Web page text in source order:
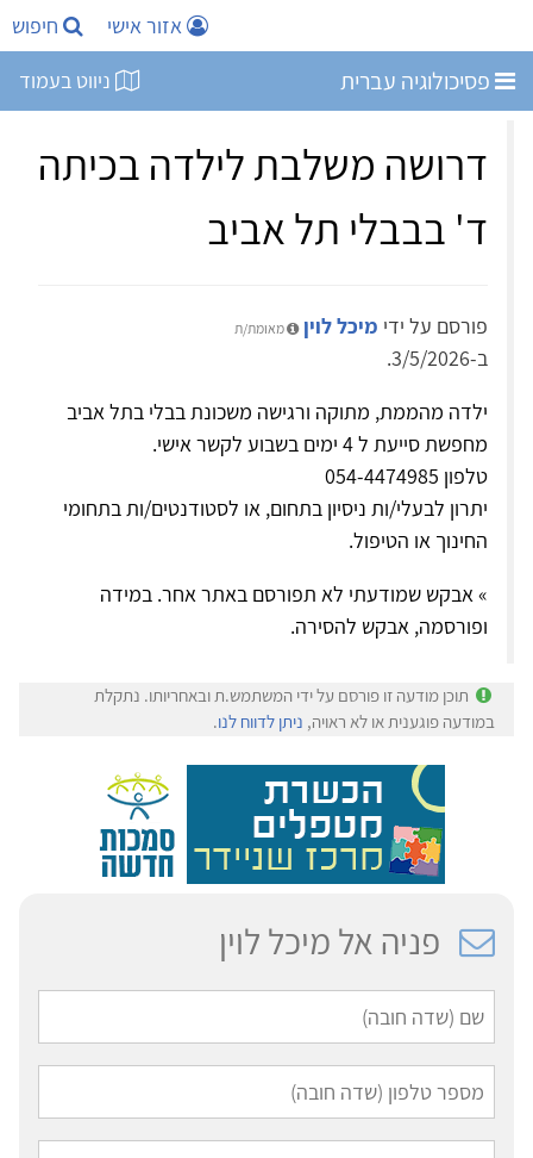
אזור אישי חיפוש
פסיכולוגיה עברית ניווט בעמוד
דרושה משלבת לילדה בכיתה
ד' בבבלי תל אביב
פורסם על ידי מיכל לוין מאומת/ת
ב-3/5/2026.
ילדה מהממת, מתוקה ורגישה משכונת בבלי בתל אביב
מחפשת סייעת ל 4 ימים בשבוע לקשר אישי.
טלפון 054-4474985
יתרון לבעלי/ות ניסיון בתחום, או לסטודנטים/ות בתחומי
החינוך או הטיפול.
» אבקש שמודעתי לא תפורסם באתר אחר. במידה
ופורסמה, אבקש להסירה.
תוכן מודעה זו פורסם על ידי המשתמש.ת ובאחריותו. נתקלת
במודעה פוגענית או לא ראויה, ניתן לדווח לנו.
פניה אל מיכל לוין